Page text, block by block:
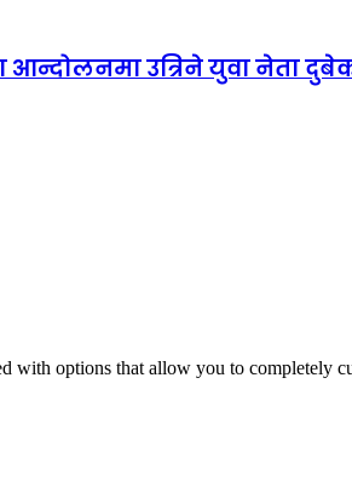
आन्दोलनमा उत्रिने युवा नेता
with options that allow you to completely